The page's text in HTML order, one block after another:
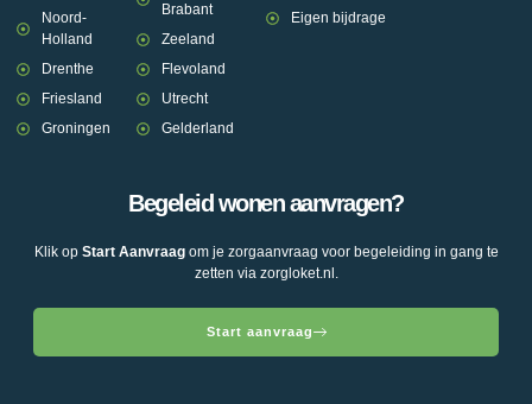
Noord-
Holland
Drenthe
Friesland
Groningen
Brabant
Zeeland
Flevoland
Utrecht
Gelderland
Eigen bijdrage
Begeleid wonen aanvragen?
Klik op Start Aanvraagom je zorgaanvraag voor begeleiding in gang te
zetten via zorgloket.nl.
Start aanvraag